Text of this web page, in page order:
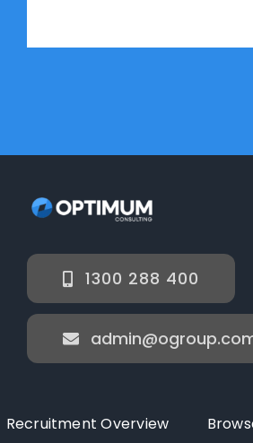
1300 288 400
Recruitment Overview